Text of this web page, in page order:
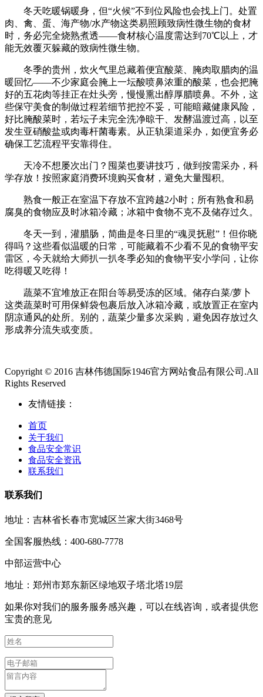
冬天吃暖锅暖身，但“火候”不到位风险也会找上门。处置
肉、禽、蛋、海产物/水产物这类易照顾致病性微生物的食材
时，务必完全烧熟煮透——食材核心温度需达到70℃以上，才
能无效覆灭躲藏的致病性微生物。
冬季的贵州，炊火气里总藏着便宜酸菜、腌肉取腊肉的温
暖回忆——不少家庭会腌上一坛酸喷鼻浓重的酸菜，也会把腌
好的五花肉等挂正在灶头旁，慢慢熏出醇厚腊喷鼻。不外，这
些保守美食的制做过程若细节把控不妥，可能暗藏健康风险，
好比腌酸菜时，若坛子未完全洗净晾干、发酵温渡过高，以至
发生亚硝酸盐或肉毒杆菌毒素。从正轨渠道采办，如便宜务必
确保工艺流程平安靠得住。
天冷不想屡次出门？囤菜也要讲技巧，做到按需采办，科
学存放！按照家庭消费环境购买食材，避免大量囤积。
熟食一般正在室温下存放不宜跨越2小时；所有熟食和易
腐臭的食物应及时冰箱冷藏；冰箱中食物不克不及储存过久。
冬天一到，灌腊肠，简曲是冬日里的“魂灵抚慰”！但你晓
得吗？这些看似温暖的日常，可能藏着不少看不见的食物平安
雷区，今天就给大师扒一扒冬季必知的食物平安小学问，让你
吃得暖又吃得！
蔬菜不宜堆放正在阳台等易受冻的区域。储存白菜/萝卜
这类蔬菜时可用保鲜袋包裹后放入冰箱冷藏，或放置正在室内
阴凉通风的处所。别的，蔬菜少量多次采购，避免因存放过久
形成养分流失或变质。
Copyright © 2016 吉林伟德国际1946官方网站食品有限公司.All
Rights Reserved
友情链接：
首页
关于我们
食品安全常识
食品安全资讯
联系我们
联系我们
地址：吉林省长春市宽城区兰家大街3468号
全国客服热线：400-680-7778
中部运营中心
地址：郑州市郑东新区绿地双子塔北塔19层
如果你对我们的服务服务感兴趣，可以在线咨询，或者提供您
宝贵的意见